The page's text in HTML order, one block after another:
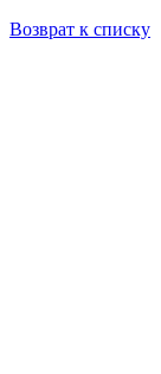
Возврат к списку